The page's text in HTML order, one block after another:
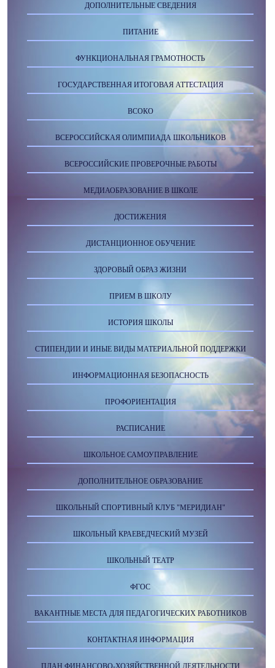
ДОПОЛНИТЕЛЬНЫЕ СВЕДЕНИЯ
ПИТАНИЕ
ФУНКЦИОНАЛЬНАЯ ГРАМОТНОСТЬ
ГОСУДАРСТВЕННАЯ ИТОГОВАЯ АТТЕСТАЦИЯ
ВСОКО
ВСЕРОССИЙСКАЯ ОЛИМПИАДА ШКОЛЬНИКОВ
ВСЕРОССИЙСКИЕ ПРОВЕРОЧНЫЕ РАБОТЫ
МЕДИАОБРАЗОВАНИЕ В ШКОЛЕ
ДОСТИЖЕНИЯ
ДИСТАНЦИОННОЕ ОБУЧЕНИЕ
ЗДОРОВЫЙ ОБРАЗ ЖИЗНИ
ПРИЕМ В ШКОЛУ
ИСТОРИЯ ШКОЛЫ
СТИПЕНДИИ И ИНЫЕ ВИДЫ МАТЕРИАЛЬНОЙ ПОДДЕРЖКИ
ИНФОРМАЦИОННАЯ БЕЗОПАСНОСТЬ
ПРОФОРИЕНТАЦИЯ
РАСПИСАНИЕ
ШКОЛЬНОЕ САМОУПРАВЛЕНИЕ
ДОПОЛНИТЕЛЬНОЕ ОБРАЗОВАНИЕ
ШКОЛЬНЫЙ СПОРТИВНЫЙ КЛУБ "МЕРИДИАН"
ШКОЛЬНЫЙ КРАЕВЕДЧЕСКИЙ МУЗЕЙ
ШКОЛЬНЫЙ ТЕАТР
ФГОС
ВАКАНТНЫЕ МЕСТА ДЛЯ ПЕДАГОГИЧЕСКИХ РАБОТНИКОВ
КОНТАКТНАЯ ИНФОРМАЦИЯ
ПЛАН ФИНАНСОВО-ХОЗЯЙСТВЕННОЙ ДЕЯТЕЛЬНОСТИ